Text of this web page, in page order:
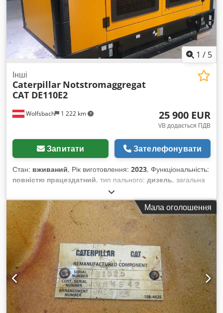
1 / 5
Wolfsbach 1 222 km
Інші
Caterpillar Notstromaggregat
CAT DE110E2
25 900 EUR
VB додається ПДВ
Запитати Зателефонувати
Стан: вживаний, Рік виготовлення: 2023, Функціональність:
повністю працездатний, тип пального: дизель, загальна
, маса без навантаження:
конструктивна висота:1 361 мм, тип приводу:Diesel,
будівельна ширина: 1 110 мм , Інше Dwsdpoumvb Iefx Ac
Uja Технічний стан: новий Опис: CAT DE110E2 – це
аварійний генератор для будівельних майданчиків,
промисловості та заходів. Завдяки економічному
дизельному двигуну та міцній конструкції агрегат ідеально
підходить для електропостачання у разі відключення
електроенергії, а також для мобільного та постійного
використання. Довговічний, універсальний у застосуванні та
простий в експлуатації. Додаткову інформацію, а також
можливість залишити необов’язковий запит, ви знайдете на
Мала оголошення